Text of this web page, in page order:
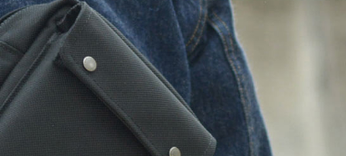
トートバッグ
ボストンバッグ
カメラバッグ